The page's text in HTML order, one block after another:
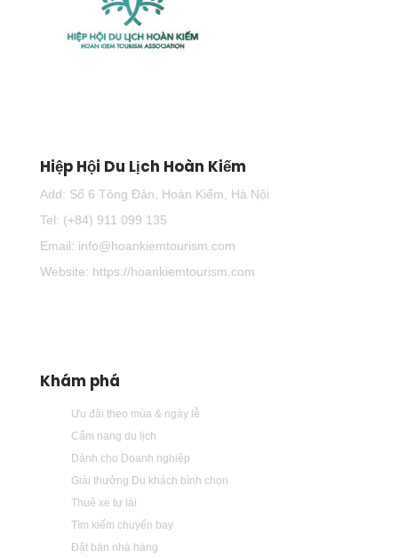
Hiệp Hội Du Lịch Hoàn Kiếm
Add: Số 6 Tông Đản, Hoàn Kiếm, Hà Nội
Tel: (+84) 911 099 135
Email: info@hoankiemtourism.com
Website: https://hoankiemtourism.com
Khám phá
Ưu đãi theo mùa & ngày lễ
Cẩm nang du lịch
Dành cho Doanh nghiệp
Giải thưởng Du khách bình chọn
Thuê xe tự lái
Tìm kiếm chuyến bay
Đặt bàn nhà hàng